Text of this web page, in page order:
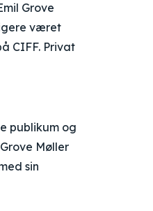
Grove
været
CIFF. Privat
publikum og
Møller
sin